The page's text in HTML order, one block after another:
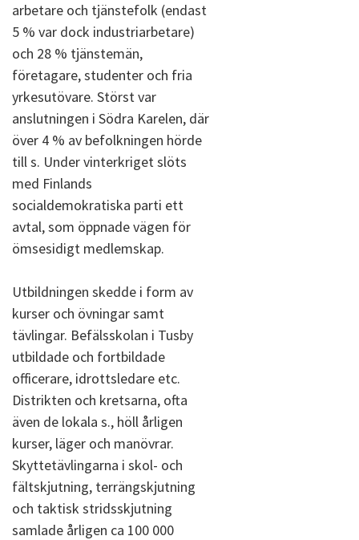
arbetare och tjänstefolk (endast
5 % var dock industriarbetare)
och 28 % tjänstemän,
företagare, studenter och fria
yrkesutövare. Störst var
anslutningen i Södra Karelen, där
över 4 % av befolkningen hörde
till s. Under vinterkriget slöts
med Finlands
socialdemokratiska parti ett
avtal, som öppnade vägen för
ömsesidigt medlemskap.
Utbildningen skedde i form av
kurser och övningar samt
tävlingar. Befälsskolan i Tusby
utbildade och fortbildade
officerare, idrottsledare etc.
Distrikten och kretsarna, ofta
även de lokala s., höll årligen
kurser, läger och manövrar.
Skyttetävlingarna i skol- och
fältskjutning, terrängskjutning
och taktisk stridsskjutning
samlade årligen ca 100 000